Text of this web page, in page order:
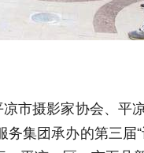
市摄影家协会、平
集团承办的第三届